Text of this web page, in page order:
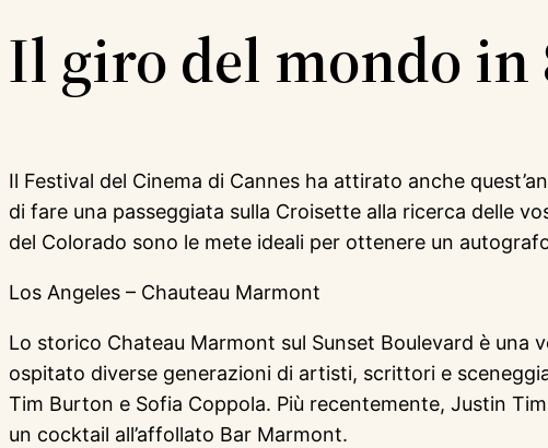
Il giro del mondo in
Il Festival del Cinema di Cannes ha attirato anche
di fare una passeggiata sulla Croisette alla ricerca delle
del Colorado sono le mete ideali per ottenere un
Los Angeles – Chauteau Marmont
Lo storico Chateau Marmont sul Sunset Boulevard è una
ospitato diverse generazioni di artisti, scrittori e
Tim Burton e Sofia Coppola. Più recentemente, Justin
un cocktail all’affollato Bar Marmont.